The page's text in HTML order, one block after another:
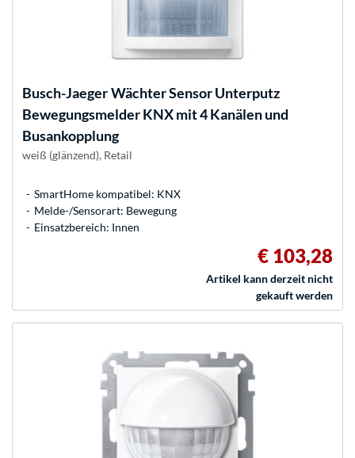
Busch-JaegerWächter Sensor Unterputz
Bewegungsmelder KNX mit 4 Kanälen und
Busankopplung
weiß (glänzend), Retail
SmartHome kompatibel: KNX
Melde-/Sensorart: Bewegung
Einsatzbereich: Innen
€ 103,28
Artikel kann derzeit nicht
gekauft werden